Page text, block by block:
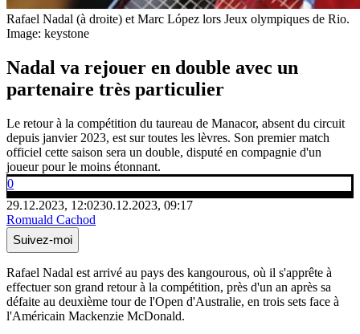
Rafael Nadal (à droite) et Marc López lors Jeux olympiques de Rio.
Image: keystone
Nadal va rejouer en double avec un
partenaire très particulier
Le retour à la compétition du taureau de Manacor, absent du circuit
depuis janvier 2023, est sur toutes les lèvres. Son premier match
officiel cette saison sera un double, disputé en compagnie d'un
joueur pour le moins étonnant.
0
29.12.2023, 12:0230.12.2023, 09:17
Romuald Cachod
Suivez-moi
Rafael Nadal est arrivé au pays des kangourous, où il s'apprête à
effectuer son grand retour à la compétition, près d'un an après sa
défaite au deuxième tour de l'Open d'Australie, en trois sets face à
l'Américain Mackenzie McDonald.